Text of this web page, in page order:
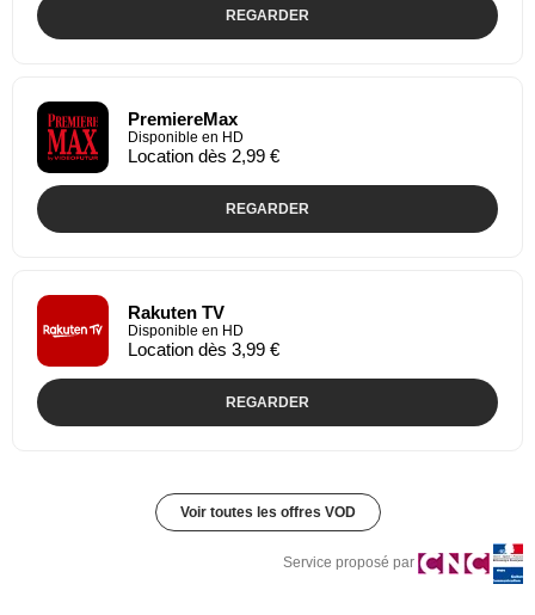
REGARDER
PremiereMax
Disponible en HD
Location dès 2,99 €
REGARDER
Rakuten TV
Disponible en HD
Location dès 3,99 €
REGARDER
Voir toutes les offres VOD
Service proposé par